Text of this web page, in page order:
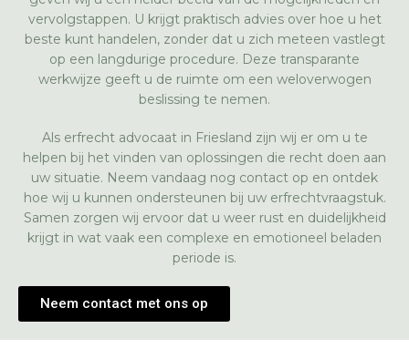
vervolgstappen. U krijgt praktisch advies over hoe u het
beste kunt handelen, zonder dat u zich meteen vastlegt
op een langdurige procedure. Deze transparante
werkwijze geeft u de ruimte om een weloverwogen
beslissing te nemen.
Als erfrecht advocaat in Friesland zijn wij er om u te
helpen bij het vinden van oplossingen die recht doen aan
uw situatie. Neem vandaag nog contact op en ontdek
hoe wij u kunnen ondersteunen bij uw erfrechtvraagstuk.
Samen zorgen wij ervoor dat u weer rust en duidelijkheid
krijgt in wat vaak een complexe en emotioneel beladen
periode is.
Neem contact met ons op